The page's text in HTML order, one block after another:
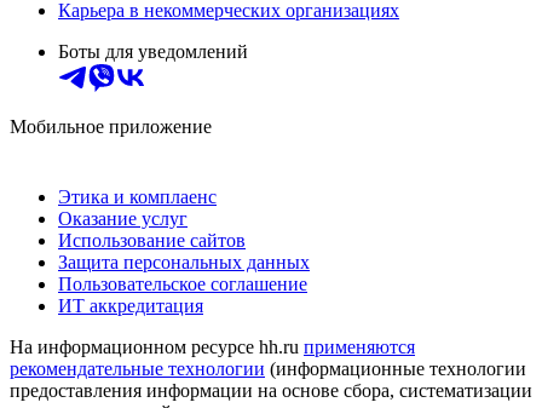
Карьера в некоммерческих организациях
Боты для уведомлений
Мобильное приложение
Этика и комплаенс
Оказание услуг
Использование сайтов
Защита персональных данных
Пользовательское соглашение
ИТ аккредитация
На информационном ресурсе hh.ru применяются
рекомендательные технологии (информационные технологии
предоставления информации на основе сбора, систематизации